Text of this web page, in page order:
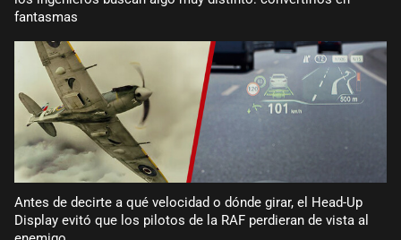
fantasmas
Antes de decirte a qué velocidad o dónde girar, el Head-Up
Display evitó que los pilotos de la RAF perdieran de vista al